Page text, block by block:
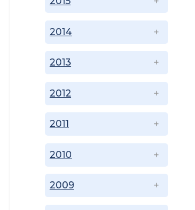
2009
2010
2011
2012
2013
2014